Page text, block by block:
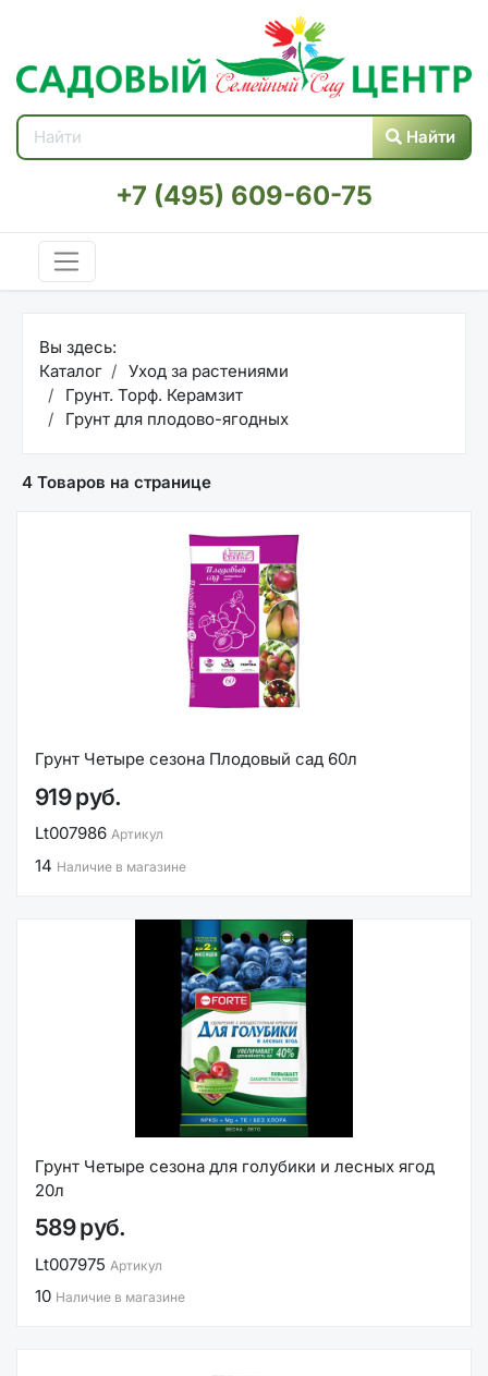
Найти
+7 (495) 609-60-75
Вы здесь:
Каталог
Уход за растениями
Грунт. Торф. Керамзит
Грунт для плодово-ягодных
4 Товаров на странице
Грунт Четыре сезона Плодовый сад 60л
919 руб.
Lt007986 Артикул
14 Наличие в магазине
Грунт Четыре сезона для голубики и лесных ягод
20л
589 руб.
Lt007975 Артикул
10 Наличие в магазине